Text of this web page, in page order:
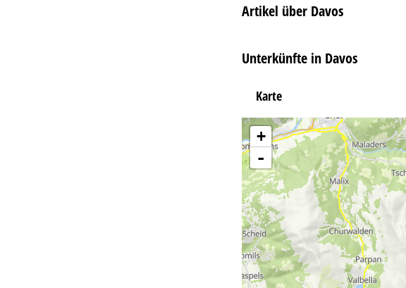
Artikel über Davos
Unterkünfte in Davos
Karte
+
-